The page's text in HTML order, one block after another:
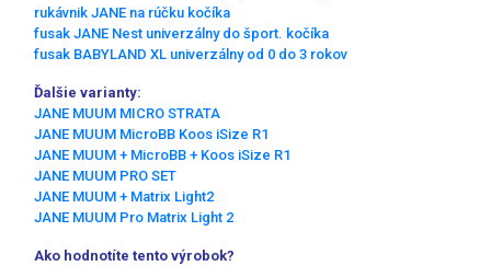
rukávnik JANE na rúčku kočíka
fusak JANE Nest univerzálny do šport. kočíka
fusak BABYLAND XL univerzálny od 0 do 3 rokov
Ďalšie varianty:
JANE MUUM MICRO STRATA
JANE MUUM MicroBB Koos iSize R1
JANE MUUM + MicroBB + Koos iSize R1
JANE MUUM PRO SET
JANE MUUM + Matrix Light2
JANE MUUM Pro Matrix Light 2
Ako hodnotíte tento výrobok?